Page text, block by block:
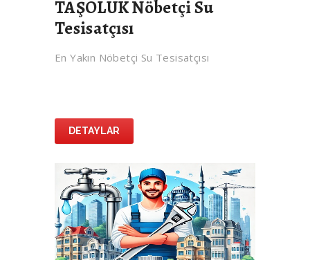
TAŞOLUK Nöbetçi Su
Tesisatçısı
En Yakın Nöbetçi Su Tesisatçısı
DETAYLAR